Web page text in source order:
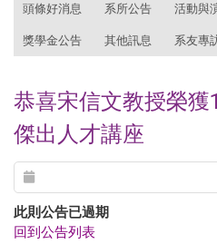
頭條好消息 系所公告 活動與
獎學金公告 其他訊息 系友專
恭喜宋信文教授榮
傑出人才講座
此則公告已過期
回到公告列表